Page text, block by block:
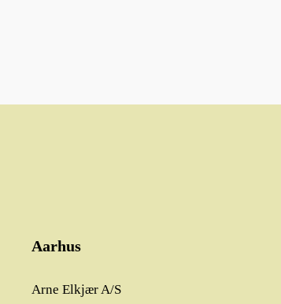
Aarhus
Arne Elkjær A/S